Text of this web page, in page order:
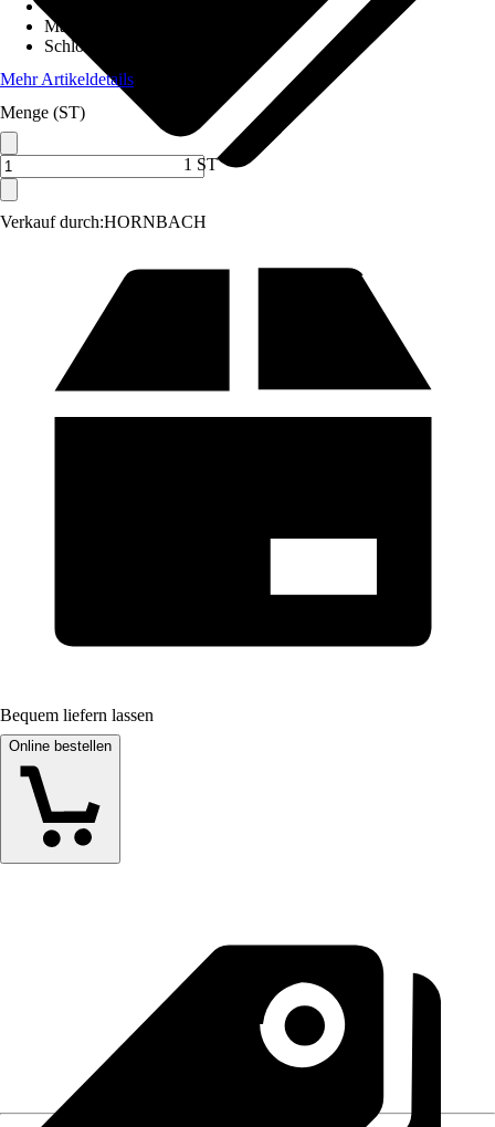
Verkauf durch:HORNBACH
Materialspezifizierung
Schlossbreite
Mehr Artikeldetails
Menge (ST)
1 ST
Bequem liefern lassen
Online bestellen